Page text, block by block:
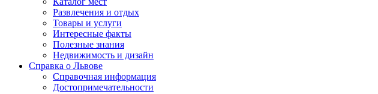
Развлечения и отдых
Товары и услуги
Интересные факты
Полезные знания
Недвижимость и дизайн
Справка о Львове
Справочная информация
Достопримечательности